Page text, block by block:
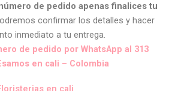
de pedido apenas finalices tu
confirmar los detalles y hacer
inmediato a tu entrega.
de pedido por WhatsApp al 313
en cali – Colombia
en cali